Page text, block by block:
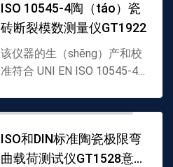
mm。用于压制或干燥机出口
处立即进...
ISO 10545-4陶（táo）瓷
砖断裂模数测量仪GT1922
该仪器的生（shēng）产和校
准符合 UNI EN ISO 10545-4
（yí）器（qì）由（yóu）一个
底座组成，底座（zuò）上放...
ISO和DIN标准陶瓷极限弯
曲载荷测试仪GT1528意大